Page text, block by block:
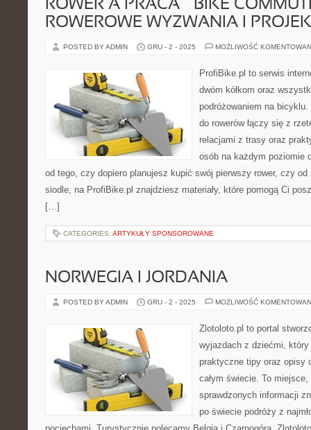
ROWER A PRACA – BIKE
ROWEROWE WYZWANIA I
POSTED BY ADMIN GRU - 2 - 2025 MOŻLIWOŚĆ
ProfiBike.pl to serwis
dwóm kółkom oraz
podróżowaniem na
do rowerów łączy się z
relacjami z trasy oraz
osób na każdym poziomie
od tego, czy dopiero planujesz kupić swój pierwszy rower, czy
siodle, na ProfiBike.pl znajdziesz materiały, które pomogą Ci
[…]
CATEGORIES: ARTYKUŁY SPONSOROWANE
NORWEGIA I JORDANIA
POSTED BY ADMIN GRU - 2 - 2025 MOŻLIWOŚĆ
Zlotoloto.pl to portal
wyjazdach z dziećmi, który
praktyczne tipy oraz opisy
całym świecie. To
sprawdzonych informacji
po świecie podróży z